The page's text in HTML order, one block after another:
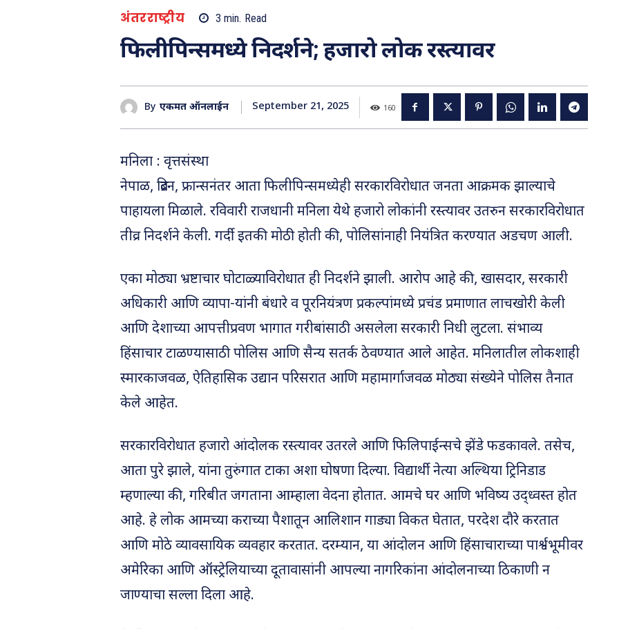
अंतरराष्ट्रीय 3 min. Read
फिलीपिन्समध्ये निदर्शने; हजारो लोक रस्त्यावर
By एकमत ऑनलाईन September 21, 2025 160
मनिला : वृत्तसंस्था
नेपाळ, ब्रिटन, फ्रान्सनंतर आता फिलीपिन्समध्येही सरकारविरोधात जनता आक्रमक झाल्याचे
पाहायला मिळाले. रविवारी राजधानी मनिला येथे हजारो लोकांनी रस्त्यावर उतरुन सरकारविरोधात
तीव्र निदर्शने केली. गर्दी इतकी मोठी होती की, पोलिसांनाही नियंत्रित करण्यात अडचण आली.
एका मोठ्या भ्रष्टाचार घोटाळ्याविरोधात ही निदर्शने झाली. आरोप आहे की, खासदार, सरकारी
अधिकारी आणि व्यापा-यांनी बंधारे व पूरनियंत्रण प्रकल्पांमध्ये प्रचंड प्रमाणात लाचखोरी केली
आणि देशाच्या आपत्तीप्रवण भागात गरीबांसाठी असलेला सरकारी निधी लुटला. संभाव्य
हिंसाचार टाळण्यासाठी पोलिस आणि सैन्य सतर्क ठेवण्यात आले आहेत. मनिलातील लोकशाही
स्मारकाजवळ, ऐतिहासिक उद्यान परिसरात आणि महामार्गाजवळ मोठ्या संख्येने पोलिस तैनात
केले आहेत.
सरकारविरोधात हजारो आंदोलक रस्त्यावर उतरले आणि फिलिपाईन्सचे झेंडे फडकावले. तसेच,
आता पुरे झाले, यांना तुरुंगात टाका अशा घोषणा दिल्या. विद्यार्थी नेत्या अल्थिया ट्रिनिडाड
म्हणाल्या की, गरिबीत जगताना आम्हाला वेदना होतात. आमचे घर आणि भविष्य उद्ध्वस्त होत
आहे. हे लोक आमच्या कराच्या पैशातून आलिशान गाड्या विकत घेतात, परदेश दौरे करतात
आणि मोठे व्यावसायिक व्यवहार करतात. दरम्यान, या आंदोलन आणि हिंसाचाराच्या पार्श्वभूमीवर
अमेरिका आणि ऑस्ट्रेलियाच्या दूतावासांनी आपल्या नागरिकांना आंदोलनाच्या ठिकाणी न
जाण्याचा सल्ला दिला आहे.